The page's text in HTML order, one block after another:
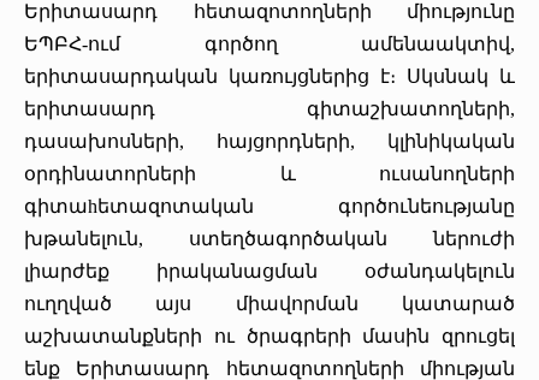
«Հերացի» արհեստակցական կազմակերպություն
«Հերացի» վերլուծական
Երիտասարդ հետազոտողների միությունը
ԵՊԲՀ-ում գործող ամենաակտիվ,
երիտասարդական կառույցներից է։ Սկսնակ և
երիտասարդ գիտաշխատողների,
դասախոսների, հայցորդների, կլինիկական
օրդինատորների և ուսանողների
գիտաhետազոտական գործունեությանը
խթանելուն, ստեղծագործական ներուժի
լիարժեք իրականացման օժանդակելուն
ուղղված այս միավորման կատարած
աշխատանքների ու ծրագրերի մասին զրուցել
ենք Երիտասարդ հետազոտողների միության